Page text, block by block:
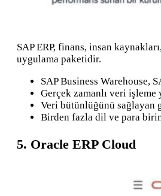
SAP ERP, finans, insan
uygulama paketidir.
SAP Business Warehouse,
Gerçek zamanlı veri işleme
Veri bütünlüğünü
Birden fazla dil ve para
5. Oracle ERP Cloud